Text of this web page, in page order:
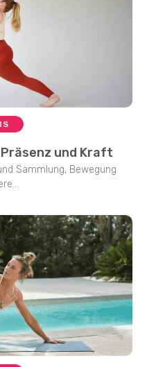
und Kraft
Sammlung, Bewegung